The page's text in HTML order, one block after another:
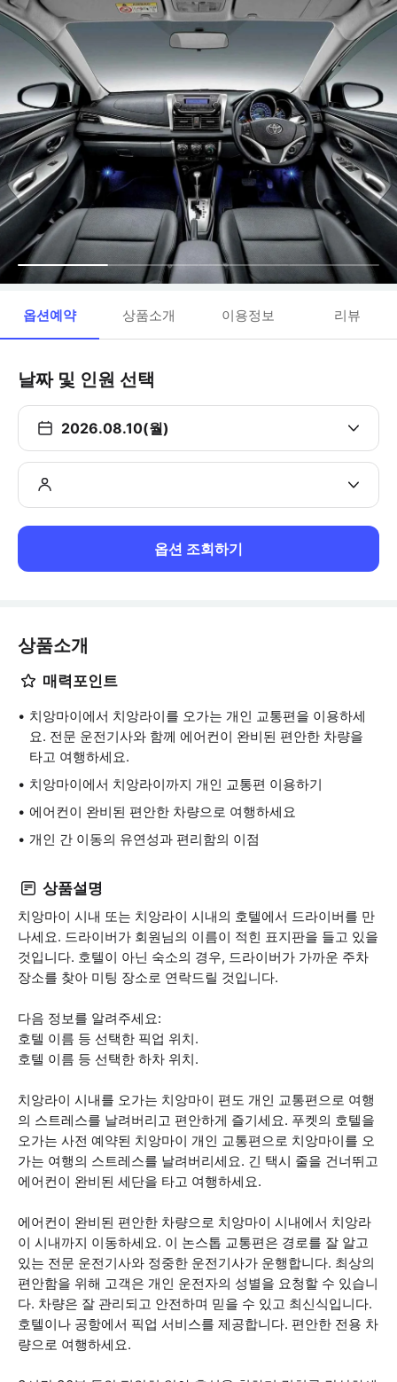
옵션예약 상품소개 이용정보 리뷰
날짜 및 인원 선택
2026.08.10(월)
옵션 조회하기
상품소개
매력포인트
치앙마이에서 치앙라이를 오가는 개인 교통편을 이용하세
요. 전문 운전기사와 함께 에어컨이 완비된 편안한 차량을
타고 여행하세요.
치앙마이에서 치앙라이까지 개인 교통편 이용하기
에어컨이 완비된 편안한 차량으로 여행하세요
개인 간 이동의 유연성과 편리함의 이점
상품설명
치앙마이 시내 또는 치앙라이 시내의 호텔에서 드라이버를 만
나세요. 드라이버가 회원님의 이름이 적힌 표지판을 들고 있을
것입니다. 호텔이 아닌 숙소의 경우, 드라이버가 가까운 주차
장소를 찾아 미팅 장소로 연락드릴 것입니다.
다음 정보를 알려주세요:
호텔 이름 등 선택한 픽업 위치.
호텔 이름 등 선택한 하차 위치.
치앙라이 시내를 오가는 치앙마이 편도 개인 교통편으로 여행
의 스트레스를 날려버리고 편안하게 즐기세요. 푸켓의 호텔을
오가는 사전 예약된 치앙마이 개인 교통편으로 치앙마이를 오
가는 여행의 스트레스를 날려버리세요. 긴 택시 줄을 건너뛰고
에어컨이 완비된 세단을 타고 여행하세요.
에어컨이 완비된 편안한 차량으로 치앙마이 시내에서 치앙라
이 시내까지 이동하세요. 이 논스톱 교통편은 경로를 잘 알고
있는 전문 운전기사와 정중한 운전기사가 운행합니다. 최상의
편안함을 위해 고객은 개인 운전자의 성별을 요청할 수 있습니
다. 차량은 잘 관리되고 안전하며 믿을 수 있고 최신식입니다.
호텔이나 공항에서 픽업 서비스를 제공합니다. 편안한 전용 차
량으로 여행하세요.